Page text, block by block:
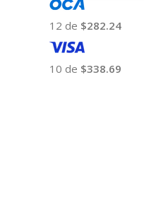
12 de $282.24
10 de $338.69